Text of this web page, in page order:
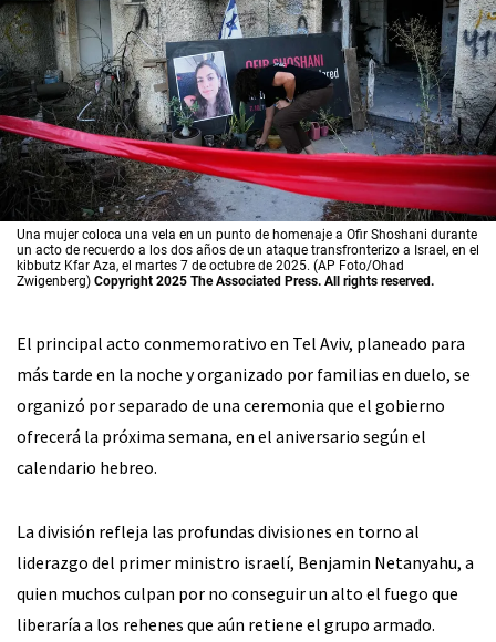
Una mujer coloca una vela en un punto de homenaje a Ofir Shoshani durante
un acto de recuerdo a los dos años de un ataque transfronterizo a Israel, en el
kibbutz Kfar Aza, el martes 7 de octubre de 2025. (AP Foto/Ohad
Zwigenberg) Copyright 2025 The Associated Press. All rights reserved.
El principal acto conmemorativo en Tel Aviv, planeado para
más tarde en la noche y organizado por familias en duelo, se
organizó por separado de una ceremonia que el gobierno
ofrecerá la próxima semana, en el aniversario según el
calendario hebreo.
La división refleja las profundas divisiones en torno al
liderazgo del primer ministro israelí, Benjamin Netanyahu, a
quien muchos culpan por no conseguir un alto el fuego que
liberaría a los rehenes que aún retiene el grupo armado.